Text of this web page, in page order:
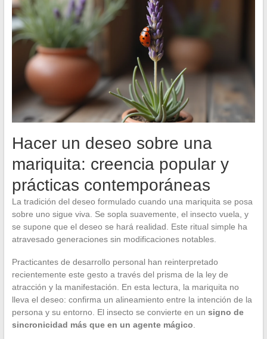
Hacer un deseo sobre una
mariquita: creencia popular y
prácticas contemporáneas
La tradición del deseo formulado cuando una mariquita se posa
sobre uno sigue viva. Se sopla suavemente, el insecto vuela, y
se supone que el deseo se hará realidad. Este ritual simple ha
atravesado generaciones sin modificaciones notables.
Practicantes de desarrollo personal han reinterpretado
recientemente este gesto a través del prisma de la ley de
atracción y la manifestación. En esta lectura, la mariquita no
lleva el deseo: confirma un alineamiento entre la intención de la
persona y su entorno. El insecto se convierte en un signo de
sincronicidad más que en un agente mágico.